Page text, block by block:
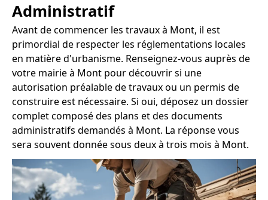
Administratif
Avant de commencer les travaux à Mont, il est
primordial de respecter les réglementations locales
en matière d'urbanisme. Renseignez-vous auprès de
votre mairie à Mont pour découvrir si une
autorisation préalable de travaux ou un permis de
construire est nécessaire. Si oui, déposez un dossier
complet composé des plans et des documents
administratifs demandés à Mont. La réponse vous
sera souvent donnée sous deux à trois mois à Mont.